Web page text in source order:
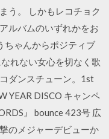
う。 しかもレコチョク
ルバムのいずれかをお
ちゃんからポジティブ
れない女心を切なく歌
ダンスチューン。1st
YEAR DISCO キャンペ
』 bounce 423号 広
のメジャーデビューか